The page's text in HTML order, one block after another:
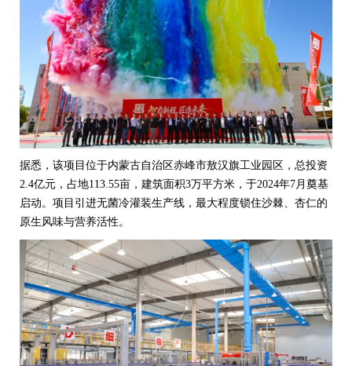
据悉，该项目位于内蒙古自治区赤峰市敖汉旗工业园区， 总投资
2.4亿元， 占地113.55亩，建筑面积3万平方米，于2024年7月奠基
启动。项目引进无菌冷灌装生产线，最大程度锁住沙棘、杏仁的
原生风味与营养活性。